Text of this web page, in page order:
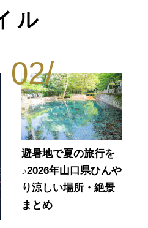
ル
避暑地で夏の旅行を
♪2026年山口県ひんや
り涼しい場所・絶景
まとめ